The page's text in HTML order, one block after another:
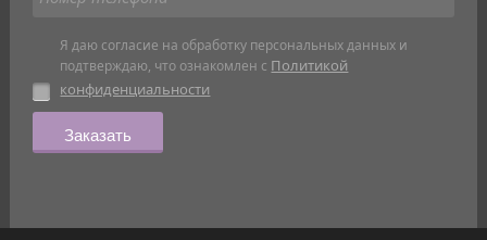
Я даю согласие на обработку персональных данных и
подтверждаю, что ознакомлен с Политикой
конфиденциальности
Заказать